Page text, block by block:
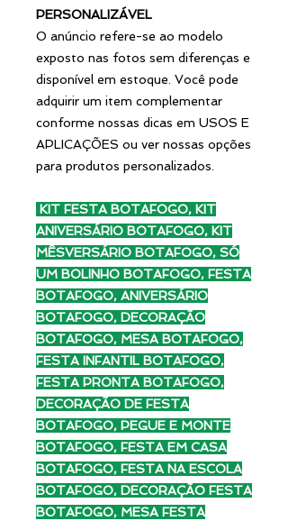
PERSONALIZÁVEL
O anúncio refere-se ao modelo
exposto nas fotos sem diferenças e
disponível em estoque. Você pode
adquirir um item complementar
conforme nossas dicas em USOS E
APLICAÇÕES ou ver nossas opções
para produtos personalizados.
KIT FESTA BOTAFOGO, KIT
ANIVERSÁRIO BOTAFOGO, KIT
MÊSVERSÁRIO BOTAFOGO, SÓ
UM BOLINHO BOTAFOGO, FESTA
BOTAFOGO, ANIVERSÁRIO
BOTAFOGO, DECORAÇÃO
BOTAFOGO, MESA BOTAFOGO,
FESTA INFANTIL BOTAFOGO,
FESTA PRONTA BOTAFOGO,
DECORAÇÃO DE FESTA
BOTAFOGO, PEGUE E MONTE
BOTAFOGO, FESTA EM CASA
BOTAFOGO, FESTA NA ESCOLA
BOTAFOGO, DECORAÇÃO FESTA
BOTAFOGO, MESA FESTA